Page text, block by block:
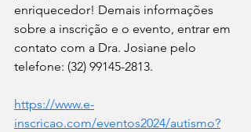
enriquecedor! Demais informações
sobre a inscrição e o evento, entrar em
contato com a Dra. Josiane pelo
telefone: (32) 99145-2813.
https://www.e-
inscricao.com/eventos2024/autismo?